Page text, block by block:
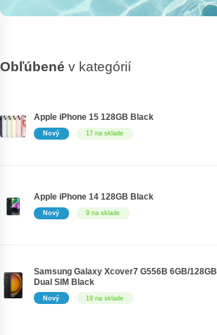
Obľúbené v kategórií
Nový 17 na sklade
Apple iPhone 15 128GB Black
Nový 9 na sklade
Apple iPhone 14 128GB Black
Nový 19 na sklade
Samsung Galaxy Xcover7 G556B 6GB/128GB
Dual SIM Black